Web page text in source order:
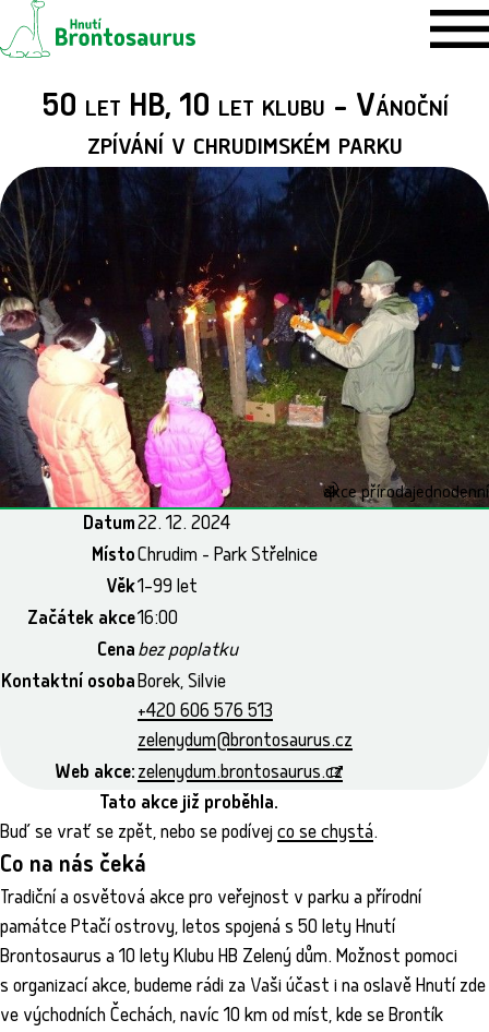
50 let HB, 10 let klubu - Vánoční
zpívání v chrudimském parku
akce přírodajednodenní
Datum22. 12. 2024
MístoChrudim - Park Střelnice
Věk1–99 let
Začátek akce16:00
Cenabez poplatku
Kontaktní osobaBorek, Silvie
+420 606 576 513
zelenydum@brontosaurus.cz
Web akce:zelenydum.brontosaurus.cz
Tato akce již proběhla.
Buď se vrať se zpět, nebo se podívejco se chystá.
Co na nás čeká
Tradiční a osvětová akce pro veřejnost v parku a přírodní
památce Ptačí ostrovy, letos spojená s 50 lety Hnutí
Brontosaurus a 10 lety Klubu HB Zelený dům. Možnost pomoci
s organizací akce, budeme rádi za Vaši účast i na oslavě Hnutí zde
ve východních Čechách, navíc 10 km od míst, kde se Brontík